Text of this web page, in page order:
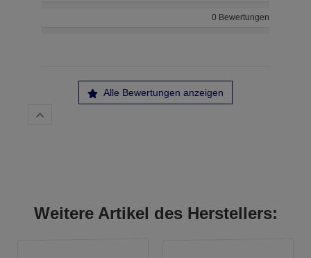
0 Bewertungen
Alle Bewertungen anzeigen
Weitere Artikel des Herstellers: